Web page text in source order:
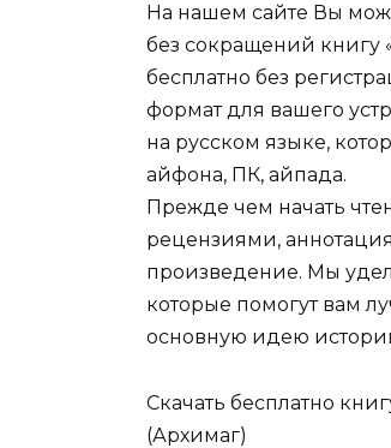
На нашем сайте Вы
без сокращений книгу
бесплатно без
формат для вашего
на русском языке,
айфона, ПК, айпада.
Прежде чем начать
рецензиями,
произведение. Мы
которые помогут вам
основную идею
Скачать бесплатно
(Архимаг)